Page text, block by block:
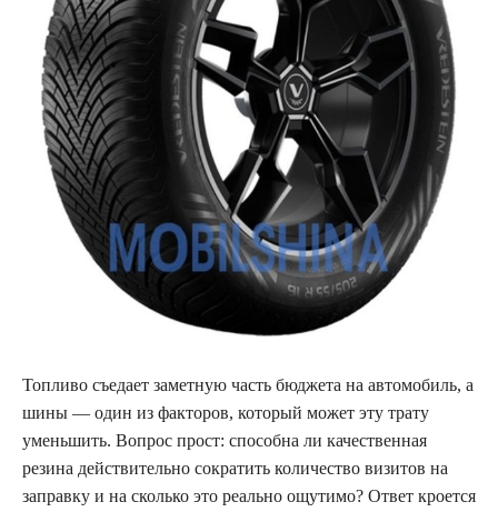
Топливо съедает заметную часть бюджета на автомобиль, а
шины — один из факторов, который может эту трату
уменьшить. Вопрос прост: способна ли качественная
резина действительно сократить количество визитов на
заправку и на сколько это реально ощутимо? Ответ кроется